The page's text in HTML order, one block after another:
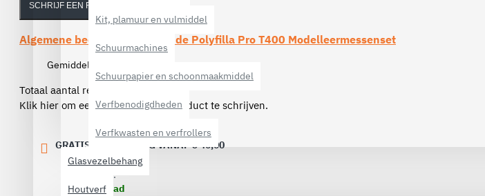
Kit, plamuur en vulmiddel
Schuurmachines
Schuurpapier en schoonmaakmiddel
Verfbenodigdheden
Verfkwasten en verfrollers
Glasvezelbehang
Houtverf
SCHRIJF EEN REVIEW
Algemene beoordelingen van de Polyfilla Pro T400 Modelleermessenset
Gemiddelde beoordeling:
Totaal aantal reviews (0)
Klik hier om een review over dit product te schrijven.
GRATIS VERZENDING VANAF € 40,00
VOORRAAD:
Op voorraad